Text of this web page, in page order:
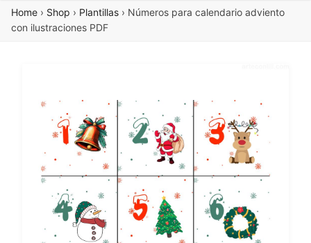
Home › Shop › Plantillas › Números para calendario adviento
con ilustraciones PDF